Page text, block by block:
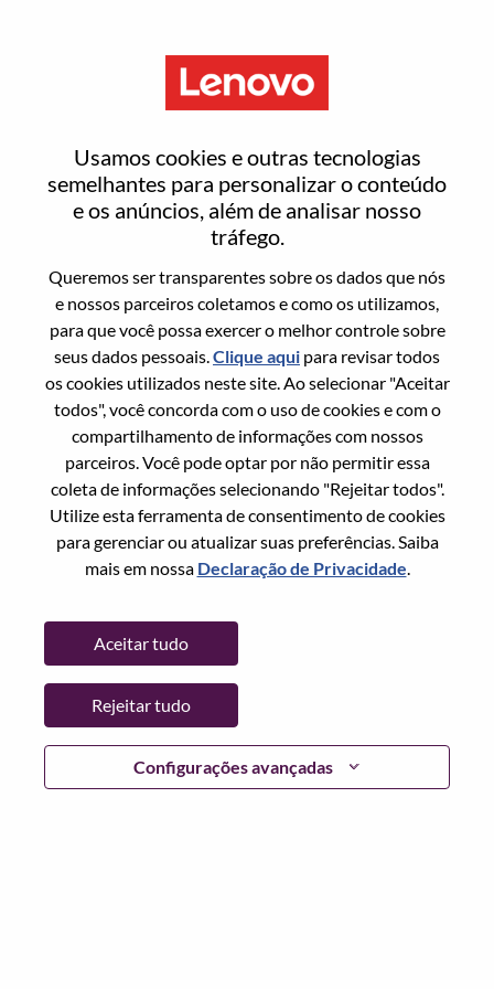
Usamos cookies e outras tecnologias
semelhantes para personalizar o conteúdo
e os anúncios, além de analisar nosso
tráfego.
Queremos ser transparentes sobre os dados que nós
e nossos parceiros coletamos e como os utilizamos,
para que você possa exercer o melhor controle sobre
seus dados pessoais.Clique aqui para revisar todos
os cookies utilizados neste site. Ao selecionar "Aceitar
todos", você concorda com o uso de cookies e com o
compartilhamento de informações com nossos
parceiros. Você pode optar por não permitir essa
coleta de informações selecionando "Rejeitar todos".
Utilize esta ferramenta de consentimento de cookies
para gerenciar ou atualizar suas preferências. Saiba
mais em nossa Declaração de Privacidade.
Configurações avançadas
Aceitar tudo
Rejeitar tudo
Redefinir senha
Tem certeza que deseja redefinir sua
Enter the email address associated with your
account, then click "Continue".
Vamos enviar por email um link para você
redefinir sua senha.
Redefinir senha com seu email
Email*
Continuar